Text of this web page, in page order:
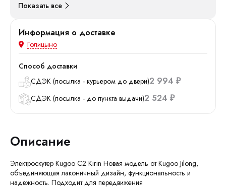
Показать все
Информация о доставке
Голицыно
Способ доставки
СДЭК (посылка - курьером до двери)2 994 ₽
СДЭК (посылка - до пункта выдачи)2 524 ₽
Описание
Электроскутер Kugoo C2 Kirin Новая модель от Kugoo Jilong,
объединяющая лаконичный дизайн, функциональность и
надежность. Подходит для передвижения